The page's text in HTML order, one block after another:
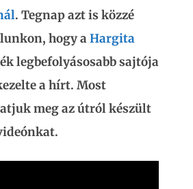
. Tegnap azt is közzé
hogy aHargita
legbefolyásosabb sajtója
a hírt. Most
meg az útról készült